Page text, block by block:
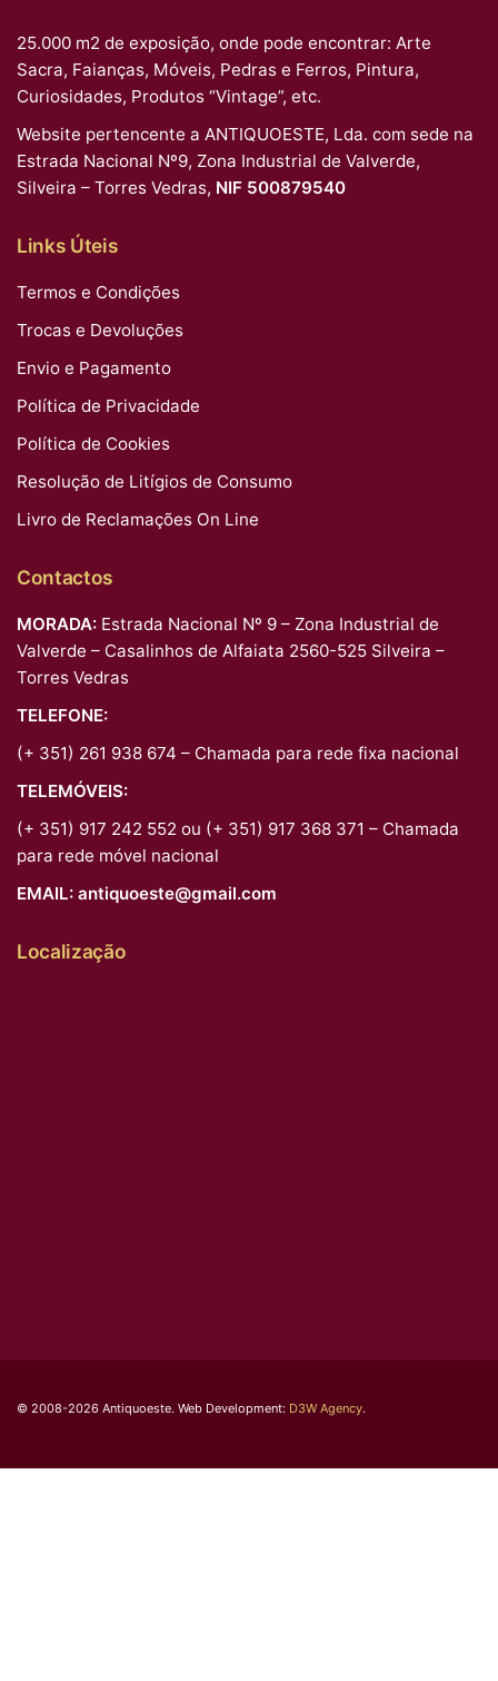
25.000 m2 de exposição, onde pode encontrar: Arte
Sacra, Faianças, Móveis, Pedras e Ferros, Pintura,
Curiosidades, Produtos “Vintage”, etc.
Website pertencente a ANTIQUOESTE, Lda. com sede na
Estrada Nacional Nº9, Zona Industrial de Valverde,
Silveira – Torres Vedras, NIF 500879540
Links Úteis
Termos e Condições
Trocas e Devoluções
Envio e Pagamento
Política de Privacidade
Política de Cookies
Resolução de Litígios de Consumo
Livro de Reclamações On Line
Contactos
MORADA: Estrada Nacional Nº 9 – Zona Industrial de
Valverde – Casalinhos de Alfaiata 2560-525 Silveira –
Torres Vedras
TELEFONE:
(+ 351) 261 938 674 – Chamada para rede fixa nacional
TELEMÓVEIS:
(+ 351) 917 242 552 ou (+ 351) 917 368 371 – Chamada
para rede móvel nacional
EMAIL: antiquoeste@gmail.com
Localização
© 2008-2026 Antiquoeste. Web Development: D3W Agency.